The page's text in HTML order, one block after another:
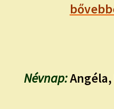
Névnap: